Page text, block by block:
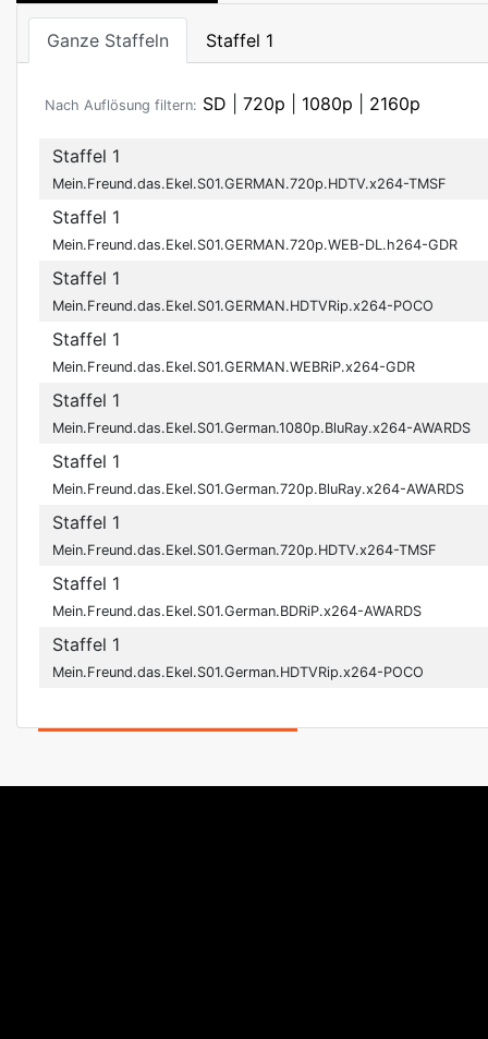
Ganze Staffeln Staffel 1
Nach Auflösung filtern: SD 720p 1080p 2160p
Staffel 1
Mein.Freund.das.Ekel.S01.GERMAN.720p.HDTV.x264-TMSF
Staffel 1
Mein.Freund.das.Ekel.S01.GERMAN.720p.WEB-DL.h264-GDR
Staffel 1
Mein.Freund.das.Ekel.S01.GERMAN.HDTVRip.x264-POCO
Staffel 1
Mein.Freund.das.Ekel.S01.GERMAN.WEBRiP.x264-GDR
Staffel 1
Mein.Freund.das.Ekel.S01.German.1080p.BluRay.x264-AWARDS
Staffel 1
Mein.Freund.das.Ekel.S01.German.720p.BluRay.x264-AWARDS
Staffel 1
Mein.Freund.das.Ekel.S01.German.720p.HDTV.x264-TMSF
Staffel 1
Mein.Freund.das.Ekel.S01.German.BDRiP.x264-AWARDS
Staffel 1
Mein.Freund.das.Ekel.S01.German.HDTVRip.x264-POCO